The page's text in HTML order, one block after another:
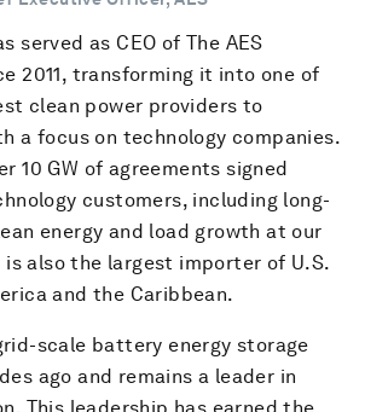
served as CEO of The AES
2011, transforming it into one of
clean power providers to
a focus on technology companies.
10 GW of agreements signed
customers, including long-
energy and load growth at our
is also the largest importer of U.S.
and the Caribbean.
scale battery energy storage
ago and remains a leader in